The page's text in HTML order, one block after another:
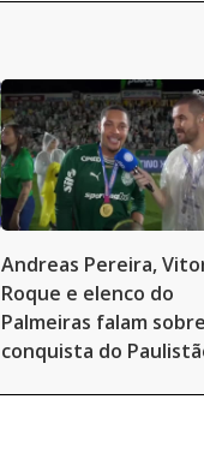
Andreas Pereira,
Roque e elenco do
Palmeiras falam sobre
conquista do